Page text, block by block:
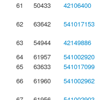
61
50433 42106400
62
63642 541017153
63
54944 42149886
64
61957 541002920
65
63633 541017099
66
61960 541002962